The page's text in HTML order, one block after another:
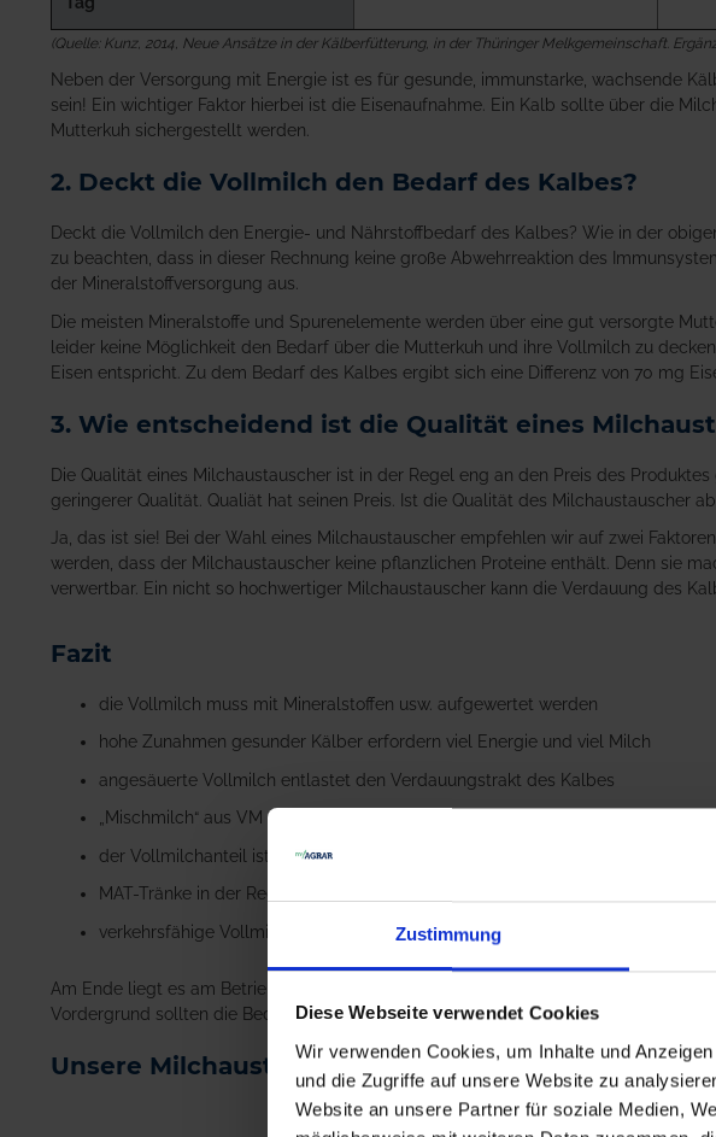
Zustimmung
Diese Webseite verwendet Cookies
Wir verwenden Cookies, um Inhalte und
und die Zugriffe auf unsere Website zu
Website an unsere Partner für soziale Medien,
(Quelle: Kunz, 2014, Neue Ansätze in der Kälberfütterung, in der Thüringer Melkgemeinschaft.
Neben der Versorgung mit Energie ist es für gesunde, immunstarke, wachsende
sein! Ein wichtiger Faktor hierbei ist die Eisenaufnahme. Ein Kalb sollte über die
Mutterkuh sichergestellt werden.
2. Deckt die Vollmilch den Bedarf des Kalbes?
Deckt die Vollmilch den Energie- und Nährstoffbedarf des Kalbes? Wie in der
zu beachten, dass in dieser Rechnung keine große Abwehrreaktion des
der Mineralstoffversorgung aus.
Die meisten Mineralstoffe und Spurenelemente werden über eine gut versorgte
leider keine Möglichkeit den Bedarf über die Mutterkuh und ihre Vollmilch zu
Eisen entspricht. Zu dem Bedarf des Kalbes ergibt sich eine Differenz von 70 mg
3. Wie entscheidend ist die Qualität eines
Die Qualität eines Milchaustauscher ist in der Regel eng an den Preis des
geringerer Qualität. Qualiät hat seinen Preis. Ist die Qualität des Milchaustauscher
Ja, das ist sie! Bei der Wahl eines Milchaustauscher empfehlen wir auf zwei
werden, dass der Milchaustauscher keine pflanzlichen Proteine enthält. Denn sie
verwertbar. Ein nicht so hochwertiger Milchaustauscher kann die Verdauung des
Fazit
die Vollmilch muss mit Mineralstoffen usw. aufgewertet werden
hohe Zunahmen gesunder Kälber erfordern viel Energie und viel Milch
angesäuerte Vollmilch entlastet den Verdauungstrakt des Kalbes
„Mischmilch“ aus VM und angesäuertem MAT ist effizient
der Vollmilchanteil ist somit aufgewertet und stabiler durch Säure
MAT-Tränke in der Regel günstiger als die Vollmilch
verkehrsfähige Vollmilch geht zur Molkerei und erzielt somit höhere Erlöse
Am Ende liegt es am Betriebsleiter welcher Weg für den eigenen Hof als
Vordergrund sollten die Bedürfnisse des Kalbes stehen, um diesem die optimale
Unsere Milchaustauscher von NORMI im Überblick
NORMI Kälbermilch ASS